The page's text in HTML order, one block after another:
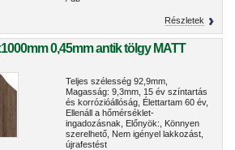
Részletek
0,45mm antik tölgy MATT
Teljes szélesség 92,9mm,
Magasság: 9,3mm, 15 év színtartás
és korrózióállóság, Élettartam 60 év,
Ellenáll a hőmérséklet-
ingadozásnak, Előnyök:, Könnyen
szerelhető, Nem igényel lakkozást,
újrafestést